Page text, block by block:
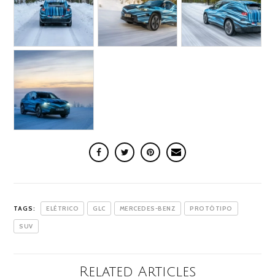
TAGS: ELÉTRICO GLC MERCEDES-BENZ PROTÓTIPO
SUV
Related Articles